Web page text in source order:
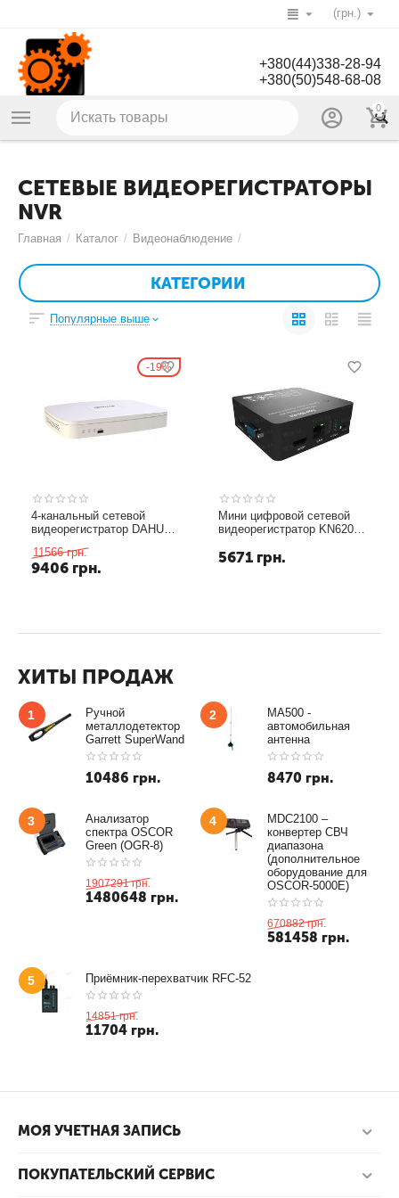
(грн.)
+380(44)338-28-94
+380(50)548-68-08
0
СЕТЕВЫЕ ВИДЕОРЕГИСТРАТОРЫ
NVR
Главная / Каталог / Видеонаблюдение /
КАТЕГОРИИ
Популярные выше
19%
4-канальный сетевой
видеорегистратор DAHUA
4CH 4 POE H.264 1 +4
network port 1 VGA 1 HDMI
11566 грн.
9406 грн.
Мини цифровой сетевой
видеорегистратор KN6200
mini NVR для систем IP
наблюдения 4 канала
5671 грн.
ХИТЫ ПРОДАЖ
1
Ручной
металлодетектор
Garrett SuperWand
10486 грн.
2
MA500 -
автомобильная
антенна
8470 грн.
3
Анализатор
спектра OSCOR
Green (OGR-8)
1907291 грн.
1480648 грн.
4
MDC2100 –
конвертер СВЧ
диапазона
(дополнительное
оборудование для
OSCOR-5000E)
670882 грн.
581458 грн.
5 Приёмник-перехватчик RFC-52
14851 грн.
11704 грн.
МОЯ УЧЕТНАЯ ЗАПИСЬ
ПОКУПАТЕЛЬСКИЙ СЕРВИС